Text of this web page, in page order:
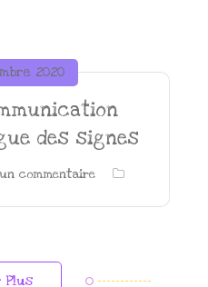
2020
des signes
commentaire
Plus